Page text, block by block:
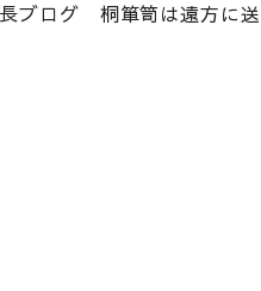
ブログ 桐箪笥は遠方に